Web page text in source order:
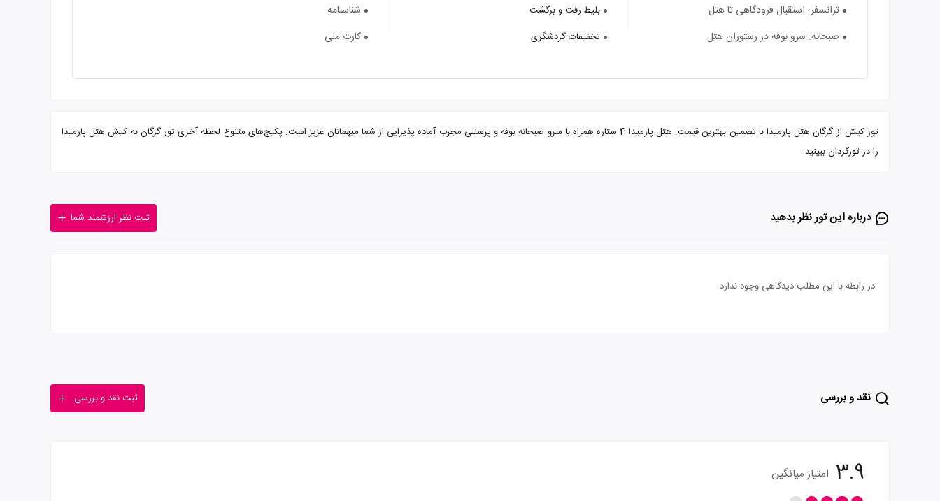
ترانسفر: استقبال فرودگاهی تا هتل
صبحانه: سرو بوفه در رستوران هتل
بلیط رفت و برگشت
تخفیفات گردشگری
شناسنامه
کارت ملی
تور کیش از گرگان هتل پارمیدا با تضمین بهترین قیمت. هتل پارمیدا 4 ستاره همراه با سرو صبحانه بوفه و پرسنلی مجرب آماده پذیرایی از شما میهمانان عزیز است. پکیج‌های متنوع لحظه آخری تور گرگان به کیش هتل پارمیدا
را در تورگردان ببینید.
درباره این تور‌ نظر بدهید ثبت نظر ارزشمند شما
در رابطه با این مطلب دیدگاهی وجود ندارد
نقد و بررسی ثبت نقد و بررسی
3.9 امتیاز میانگین